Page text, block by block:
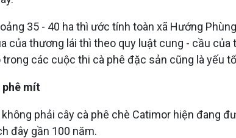
35 - 40 ha thì ước tính toàn xã Hướng
của thương lái thì theo quy luật cung - cầu
các cuộc thi cà phê đặc sản cũng là yếu
phê mít
phải cây cà phê chè Catimor hiện đang
đây gần 100 năm.